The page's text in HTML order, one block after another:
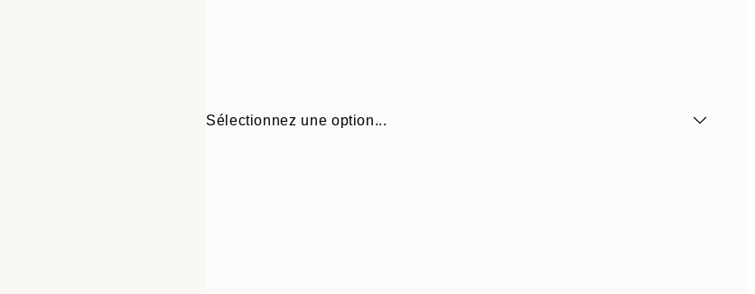
Sélectionnez une option...